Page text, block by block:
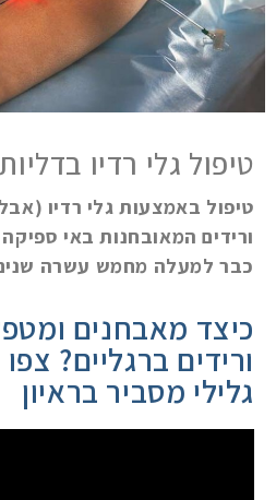
טיפול גלי רדיו
טיפול באמצעות גלי רדיו
ורידים המאובחנות באי
כבר למעלה מחמש עשרה
כיצד מאבחנים
ורידים ברגליים?
גלילי מסביר בראיון